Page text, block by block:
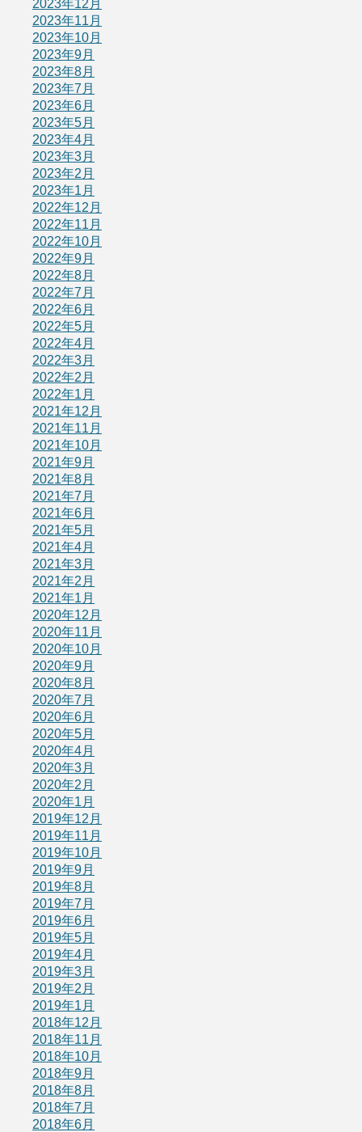
2023年12月
2023年11月
2023年10月
2023年9月
2023年8月
2023年7月
2023年6月
2023年5月
2023年4月
2023年3月
2023年2月
2023年1月
2022年12月
2022年11月
2022年10月
2022年9月
2022年8月
2022年7月
2022年6月
2022年5月
2022年4月
2022年3月
2022年2月
2022年1月
2021年12月
2021年11月
2021年10月
2021年9月
2021年8月
2021年7月
2021年6月
2021年5月
2021年4月
2021年3月
2021年2月
2021年1月
2020年12月
2020年11月
2020年10月
2020年9月
2020年8月
2020年7月
2020年6月
2020年5月
2020年4月
2020年3月
2020年2月
2020年1月
2019年12月
2019年11月
2019年10月
2019年9月
2019年8月
2019年7月
2019年6月
2019年5月
2019年4月
2019年3月
2019年2月
2019年1月
2018年12月
2018年11月
2018年10月
2018年9月
2018年8月
2018年7月
2018年6月